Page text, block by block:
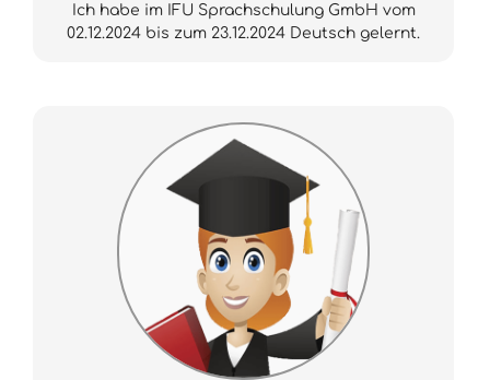
Ich habe im IFU Sprachschulung GmbH vom
02.12.2024 bis zum 23.12.2024 Deutsch gelernt.